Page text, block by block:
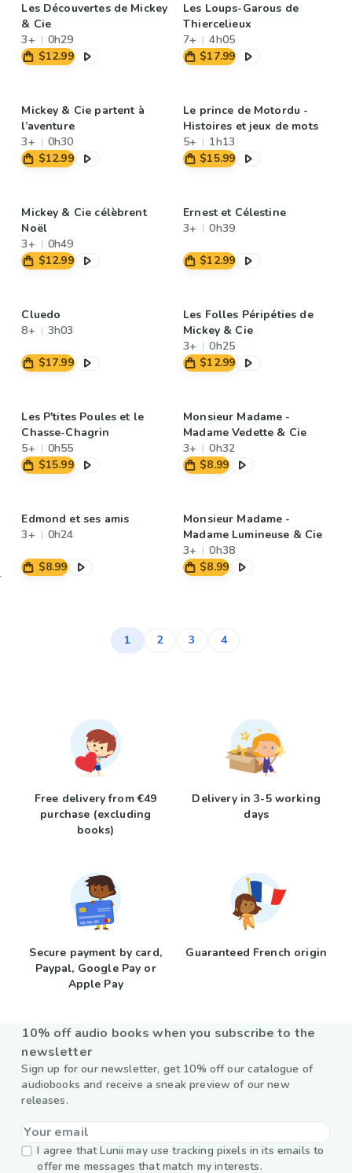
Les Découvertes de Mickey
& Cie
3+
0h29
$12.99
Les Loups-Garous de
Thiercelieux
7+
4h05
$17.99
Mickey & Cie partent à
l’aventure
3+
0h30
$12.99
Le prince de Motordu -
Histoires et jeux de mots
5+
1h13
$15.99
Mickey & Cie célèbrent
Noël
3+
0h49
$12.99
Ernest et Célestine
3+
0h39
$12.99
Cluedo
8+
3h03
$17.99
Les Folles Péripéties de
Mickey & Cie
3+
0h25
$12.99
Les P'tites Poules et le
Chasse-Chagrin
5+
0h55
$15.99
Monsieur Madame -
Madame Vedette & Cie
3+
0h32
$8.99
Edmond et ses amis
3+
0h24
$8.99
Monsieur Madame -
Madame Lumineuse & Cie
3+
0h38
$8.99
1 2 3 4
Free delivery from €49
purchase (excluding
books)
Delivery in 3-5 working
days
Secure payment by card,
Paypal, Google Pay or
Apple Pay
Guaranteed French origin
10% off audio books when you subscribe to the
newsletter
Sign up for our newsletter, get 10% off our catalogue of
audiobooks and receive a sneak preview of our new
releases.
I agree that Lunii may use tracking pixels in its emails to
offer me messages that match my interests.